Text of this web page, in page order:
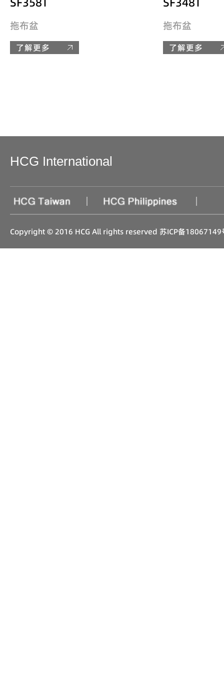
拖布盆
了解更多
拖布盆
了解更多
HCG International
| |
Copyright © 2016 HCG All rights reserved 苏ICP备